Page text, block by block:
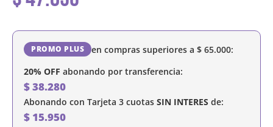
PROMO PLUS en compras superiores a $ 65.000:
20% OFF abonando por transferencia:
$38.280
Abonando con Tarjeta 3 cuotas SIN INTERES de:
$ 15.950